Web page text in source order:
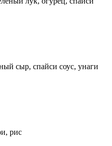
сыр, спайси соус, унаги
рис